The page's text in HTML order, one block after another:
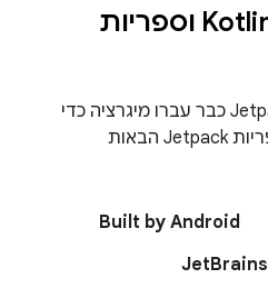
‫Kotlin Multiplatform וספריות
הרבה מהספריות של Jetpack כבר עברו מיגרציה כדי
להיות מוכנות ל-KMP. ספריות Jetpack הבאות
Built by Android
JetBrains